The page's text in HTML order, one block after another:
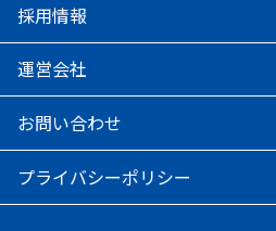
採用情報
運営会社
お問い合わせ
プライバシーポリシー